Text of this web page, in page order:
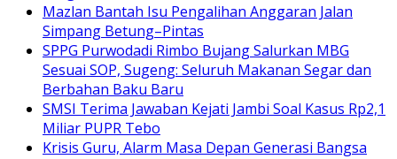
Mazlan Bantah Isu Pengalihan Anggaran Jalan
Simpang Betung–Pintas
SPPG Purwodadi Rimbo Bujang Salurkan MBG
Sesuai SOP, Sugeng: Seluruh Makanan Segar dan
Berbahan Baku Baru
SMSI Terima Jawaban Kejati Jambi Soal Kasus Rp2,1
Miliar PUPR Tebo
Krisis Guru, Alarm Masa Depan Generasi Bangsa